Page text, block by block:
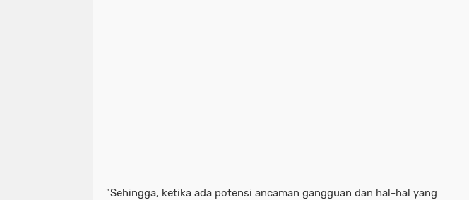
"Sehingga, ketika ada potensi ancaman gangguan dan hal-hal yang